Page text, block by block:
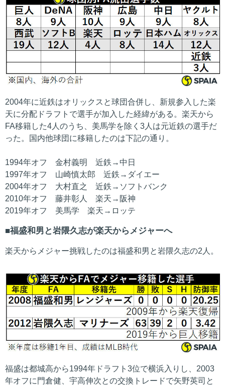
2004年に近鉄はオリックスと球団合併し、新規参入した楽
天に分配ドラフトで選手が加入した経緯がある。楽天から
FA移籍した4人のうち、美馬学を除く3人は元近鉄の選手だ
った。国内他球団に移籍したのは下記の通り。
1994年オフ 金村義明 近鉄→中日
1997年オフ 山崎慎太郎 近鉄→ダイエー
2004年オフ 大村直之 近鉄→ソフトバンク
2010年オフ 藤井彰人 楽天→阪神
2019年オフ 美馬学 楽天→ロッテ
福盛和男と岩隈久志が楽天からメジャーへ
楽天からメジャー挑戦したのは福盛和男と岩隈久志の2人。
福盛は都城高から1994年ドラフト3位で横浜入りし、2003
年オフに門倉健、宇高伸次との交換トレードで矢野英司と